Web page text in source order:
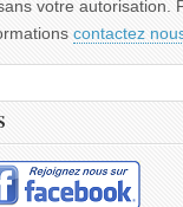
votre autorisation.
contactez